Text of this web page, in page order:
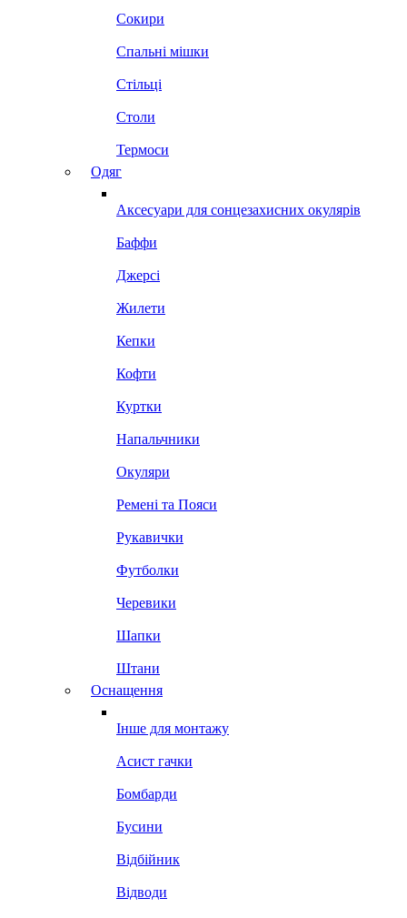
Сокири
Спальні мішки
Стільці
Столи
Термоси
Одяг
Аксесуари для сонцезахисних окулярів
Баффи
Джерсі
Жилети
Кепки
Кофти
Куртки
Напальчники
Окуляри
Ремені та Пояси
Рукавички
Футболки
Черевики
Шапки
Штани
Оснащення
Інше для монтажу
Асист гачки
Бомбарди
Бусини
Відбійник
Відводи